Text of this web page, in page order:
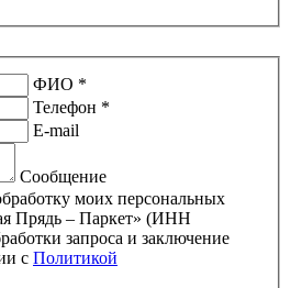
ФИО *
Телефон *
E-mail
Сообщение
моих персональных
Прядь – Паркет» (ИНН
с Политикой